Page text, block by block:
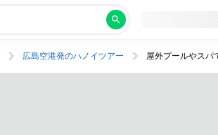
広島空港発のハノイツアー